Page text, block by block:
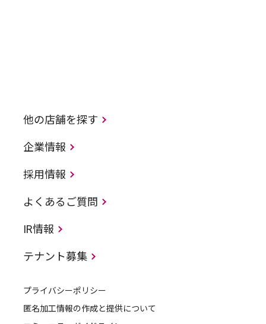
他の店舗を探す
企業情報
採用情報
よくあるご質問
IR情報
テナント募集
プライバシーポリシー
匿名加工情報の作成と提供について